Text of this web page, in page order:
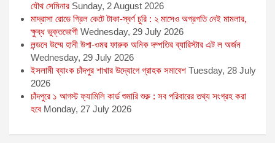
যৌথ সেমিনার Sunday, 2 August 2026
মাদ্রাসা রোডে গ্রিল কেটে টাকা-স্বর্ণ চুরি : ২ মাসেও অগ্রগতি নেই মামলার,
ক্ষুব্ধ ভুক্তভোগী Wednesday, 29 July 2026
লন্ডনে উম্মে হানী উপা-ওমর ফারুক অনিক দম্পতির ব্যারিস্টার এট ল অর্জন
Wednesday, 29 July 2026
ইসলামী ব্যাংক চাঁদপুর শাখার উদ্যোগে গ্রাহক সমাবেশ Tuesday, 28 July
2026
চাঁদপুরে ১ আগস্ট ফ্যামিলি কার্ড শুমারি শুরু : সব পরিবারের তথ্য সংগ্রহ করা
হবে Monday, 27 July 2026